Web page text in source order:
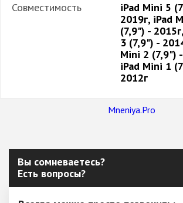
Совместимость
iPad Mini 5
2019г, iPad
(7,9") -
3 (7,9") -
Mini 2 (7,9")
iPad Mini 1
2012г
Mneniya.Pro
Вы сомневаетесь?
Есть вопросы?